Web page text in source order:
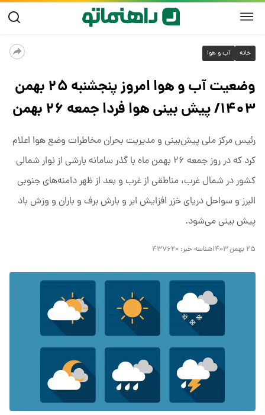
خانه آب و هوا
وضعیت آب و هوا امروز پنجشنبه ۲۵ بهمن
۱۴۰۳/ پیش بینی هوا فردا جمعه ۲۶ بهمن
رئیس مرکز ملی پیش‌بینی و مدیریت بحران مخاطرات وضع هوا اعلام
کرد که در روز جمعه ۲۶ بهمن ماه با گذر سامانه بارشی از نوار شمالی
کشور در شمال غرب، مناطقی از غرب و بعد از ظهر دامنه‌های جنوبی
البرز و سواحل دریای خزر افزایش ابر و بارش برف و باران و وزش باد
پیش بینی می‌شود.
۲۵ بهمن ۱۴۰۳ شناسه خبر: ۴۳۷۶۲۰